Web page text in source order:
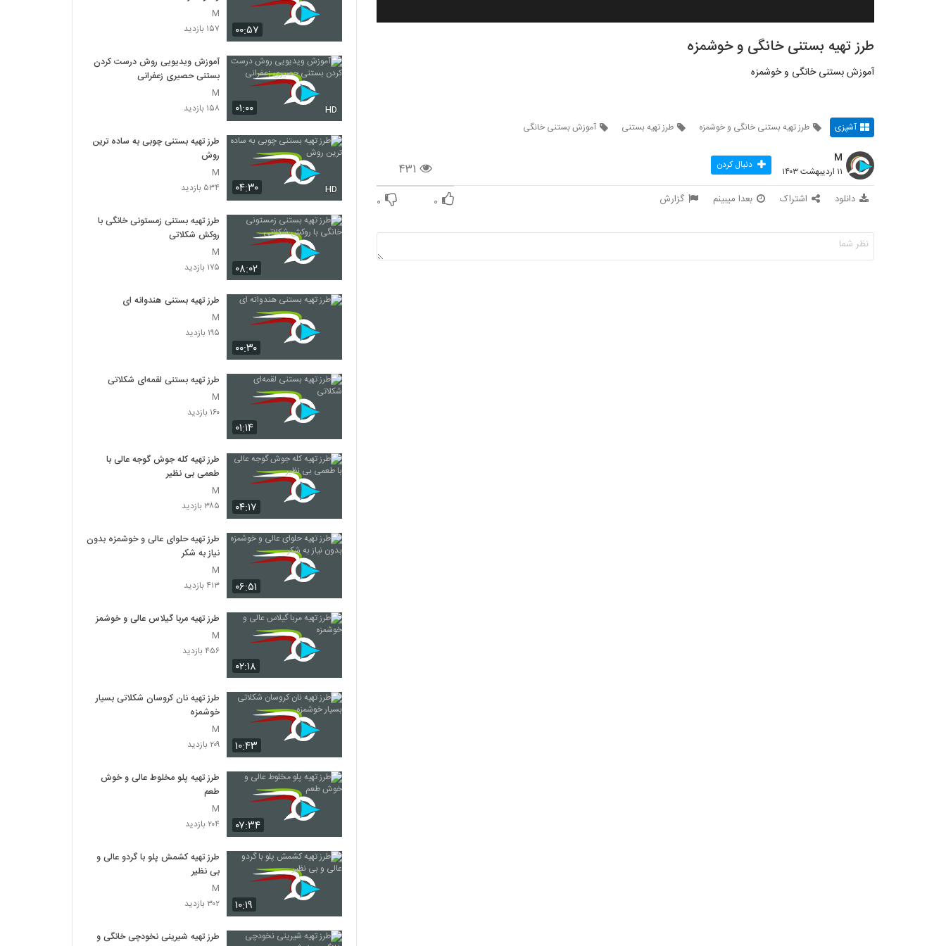
طرز تهیه بستنی خانگی و خوشمزه
آموزش بستنی خانگی و خوشمزه
آشپزی طرز تهیه بستنی خانگی و خوشمزه طرز تهیه بستنی آموزش بستنی خانگی
۴۳۱
M
۱۱ اردیبهشت ۱۴۰۳ دنبال کردن
دانلود اشتراک بعدا میبینم گزارش ۰ ۰
۰۰:۵۷
M
۱۵۷ بازدید
۰۱:۰۰ HD
آموزش ویدیویی روش درست کردن
بستنی حصیری زعفرانی
M
۱۵۸ بازدید
۰۴:۳۰ HD
طرز تهیه بستنی چوبی به ساده ترین
روش
M
۵۳۴ بازدید
۰۸:۰۲
طرز تهیه بستنی زمستونی خانگی با
روکش شکلاتی
M
۱۷۵ بازدید
۰۰:۳۰
طرز تهیه بستنی هندوانه ای
M
۱۹۵ بازدید
۰۱:۱۴
طرز تهیه بستنی لقمه‌ای شکلاتی
M
۱۶۰ بازدید
۰۴:۱۷
طرز تهیه کله جوش گوجه عالی با
طعمی بی نظیر
M
۳۸۵ بازدید
۰۶:۵۱
طرز تهیه حلوای عالی و خوشمزه بدون
نیاز به شکر
M
۴۱۳ بازدید
۰۲:۱۸
طرز تهیه مربا گیلاس عالی و خوشمزه
M
۴۵۶ بازدید
۱۰:۴۳
طرز تهیه نان کروسان شکلاتی بسیار
خوشمزه
M
۲۰۹ بازدید
۰۷:۳۴
طرز تهیه پلو مخلوط عالی و خوش
طعم
M
۲۰۴ بازدید
۱۰:۱۹
طرز تهیه کشمش پلو با گردو عالی و
بی نظیر
M
۳۰۲ بازدید
طرز تهیه شیرینی نخودچی خانگی و